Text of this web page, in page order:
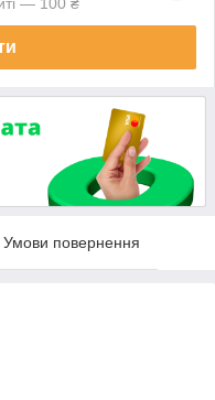
Умови повернення